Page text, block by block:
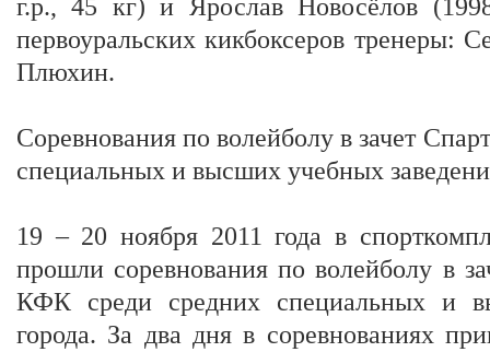
г.р., 45 кг) и Ярослав Новосёлов
первоуральских кикбоксеров тренеры:
Плюхин.
Соревнования по волейболу в зачет
специальных и высших учебных
19 – 20 ноября 2011 года в
прошли соревнования по волейболу в
КФК среди средних специальных и
города. За два дня в соревнованиях